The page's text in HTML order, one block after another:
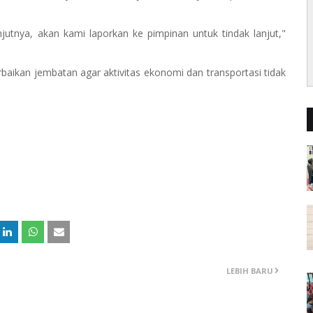
akan kami laporkan ke pimpinan untuk tindak lanjut,"
jembatan agar aktivitas ekonomi dan transportasi tidak
LEBIH BARU